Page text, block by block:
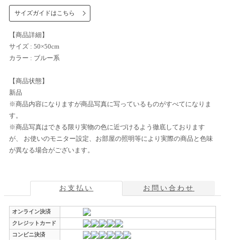
サイズガイドはこちら
【商品詳細】
サイズ : 50×50cm
カラー : ブルー系
【商品状態】
新品
※商品内容になりますが商品写真に写っているものがすべてになりま
す。
※商品写真はできる限り実物の色に近づけるよう徹底しております
が、 お使いのモニター設定、お部屋の照明等により実際の商品と色味
が異なる場合がございます。
お支払い お問い合わせ
オンライン決済
クレジットカード
コンビニ決済